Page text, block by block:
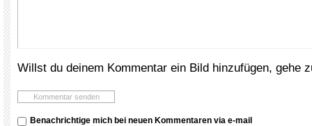
Willst du deinem Kommentar ein Bild hinzufügen, gehe
Benachrichtige mich bei neuen Kommentaren via e-mail